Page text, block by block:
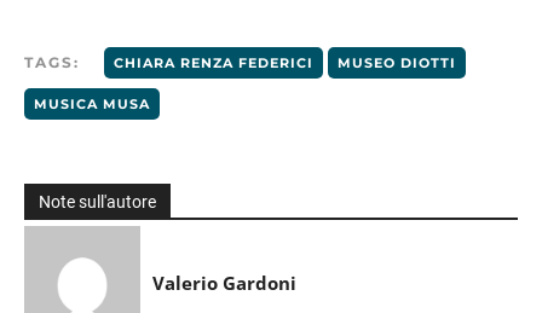
TAGS: CHIARA RENZA FEDERICI MUSEO DIOTTI
MUSICA MUSA
Note sull'autore
Valerio Gardoni